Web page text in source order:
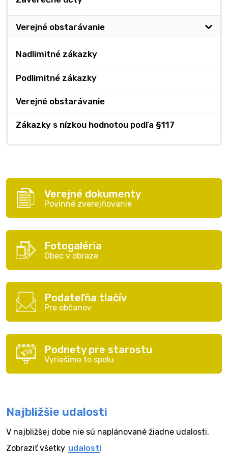
Verejné obstarávanie
Nadlimitné zákazky
Podlimitné zákazky
Verejné obstarávanie
Zákazky s nízkou hodnotou podľa §117
Verejné dokumenty
Povinné zverejňovanie
Fotogaléria
Obec v obraze
Podateľňa tlačív
Pre občanov
Podnety pre starostu
Vyriešime to spolu
Najbližšie udalosti
V najbližšej dobe nie sú naplánované žiadne udalosti.
Zobraziť všetky udalosti